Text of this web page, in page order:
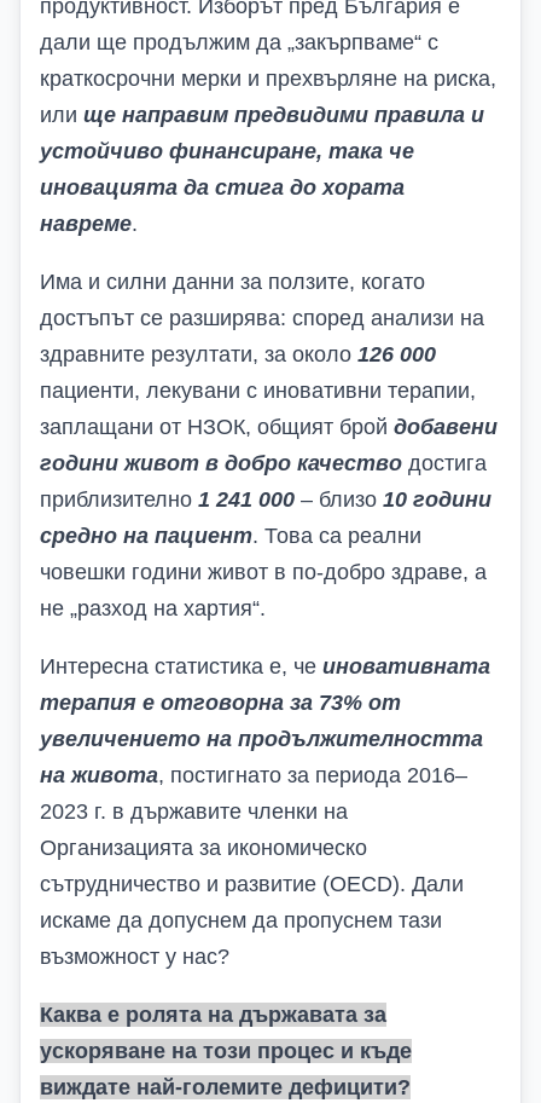
продуктивност. Изборът пред България е
дали ще продължим да „закърпваме“ с
краткосрочни мерки и прехвърляне на риска,
или ще направим предвидими правила и
устойчиво финансиране, така че
иновацията да стига до хората
навреме.
Има и силни данни за ползите, когато
достъпът се разширява: според анализи на
здравните резултати, за около 126 000
пациенти, лекувани с иновативни терапии,
заплащани от НЗОК, общият брой добавени
години живот в добро качество достига
приблизително 1 241 000 – близо 10 години
средно на пациент. Това са реални
човешки години живот в по-добро здраве, а
не „разход на хартия“.
Интересна статистика е, че иновативната
терапия е отговорна за 73% от
увеличението на продължителността
на живота, постигнато за периода 2016–
2023 г. в държавите членки на
Организацията за икономическо
сътрудничество и развитие (OECD). Дали
искаме да допуснем да пропуснем тази
възможност у нас?
Каква е ролята на държавата за
ускоряване на този процес и къде
виждате най-големите дефицити?